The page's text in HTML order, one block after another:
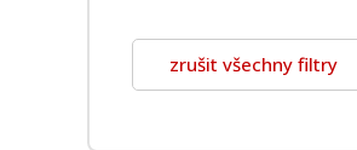
zrušit všechny filtry